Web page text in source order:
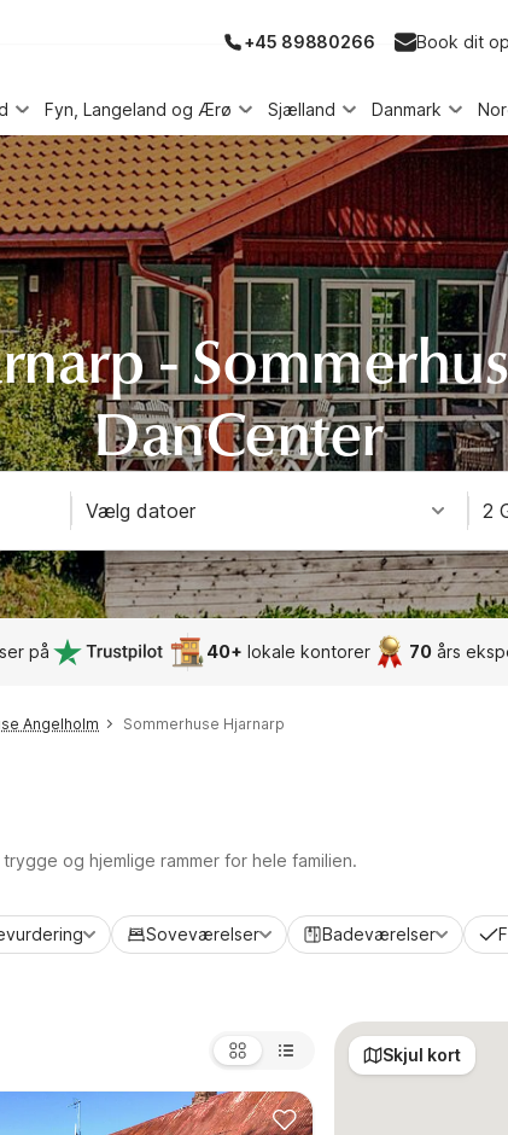
+45 89880266 Book dit
Fyn, Langeland og Ærø Sjælland Danmark
-
DanCenter
Vælg datoer 2
på 40+ lokale kontorer 70 års
Angelholm Sommerhuse Hjarnarp
og hjemlige rammer for hele familien.
Soveværelser Badeværelser
Skjul kort